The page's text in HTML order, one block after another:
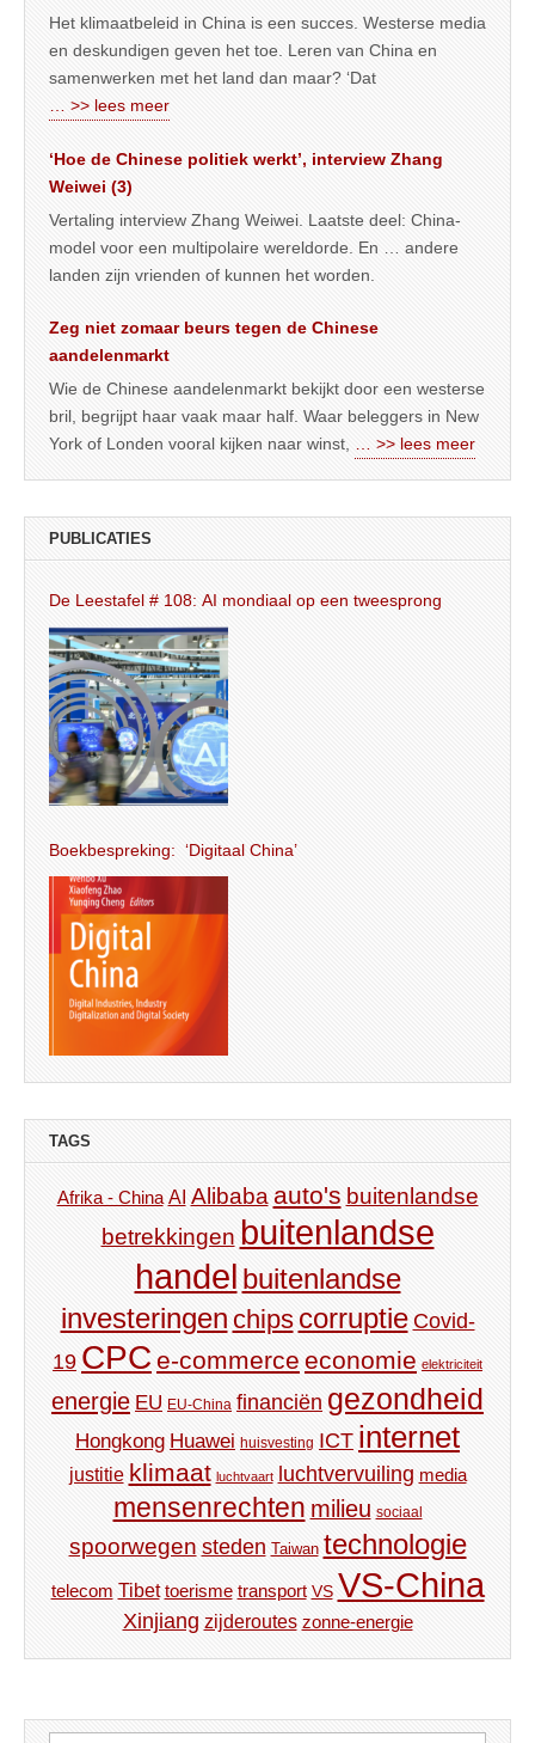
Het klimaatbeleid in China is een succes. Westerse media
en deskundigen geven het toe. Leren van China en
samenwerken met het land dan maar? ‘Dat
… >> lees meer
‘Hoe de Chinese politiek werkt’, interview Zhang
Weiwei (3)
Vertaling interview Zhang Weiwei. Laatste deel: China-
model voor een multipolaire wereldorde. En … andere
landen zijn vrienden of kunnen het worden.
Zeg niet zomaar beurs tegen de Chinese
aandelenmarkt
Wie de Chinese aandelenmarkt bekijkt door een westerse
bril, begrijpt haar vaak maar half. Waar beleggers in New
York of Londen vooral kijken naar winst,
… >> lees meer
PUBLICATIES
De Leestafel # 108: AI mondiaal op een tweesprong
Boekbespreking: ‘Digitaal China’
TAGS
Afrika - China AI Alibaba auto's buitenlandse
betrekkingen buitenlandse
handel buitenlandse
investeringen chips corruptie Covid-
19 CPC e-commerce economie elektriciteit
energie EU EU-China financiën gezondheid
Hongkong Huawei huisvesting ICT internet
justitie klimaat luchtvaart luchtvervuiling media
mensenrechten milieu sociaal
spoorwegen steden Taiwan technologie
telecom Tibet toerisme transport VS VS-China
Xinjiang zijderoutes zonne-energie